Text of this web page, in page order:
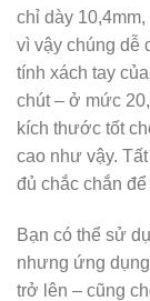
chỉ dày
vì vậy chúng dễ
tính xách tay
chút – ở mức
kích thước tốt
cao như vậy.
đủ chắc chắn
Bạn có thể sử
nhưng ứng
trở lên – cũng